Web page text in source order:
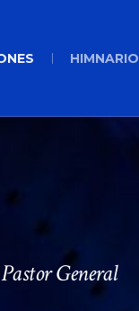
HIMNARIO
Pastor General